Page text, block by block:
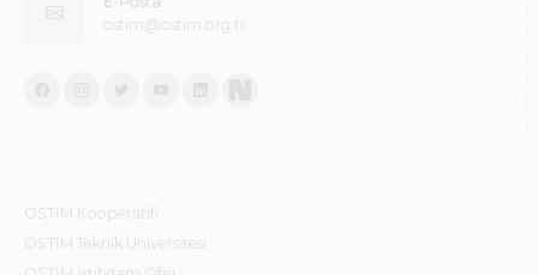
ostim@ostim.org.tr
OSTİM Kooperatifi
OSTİM Teknik Üniversitesi